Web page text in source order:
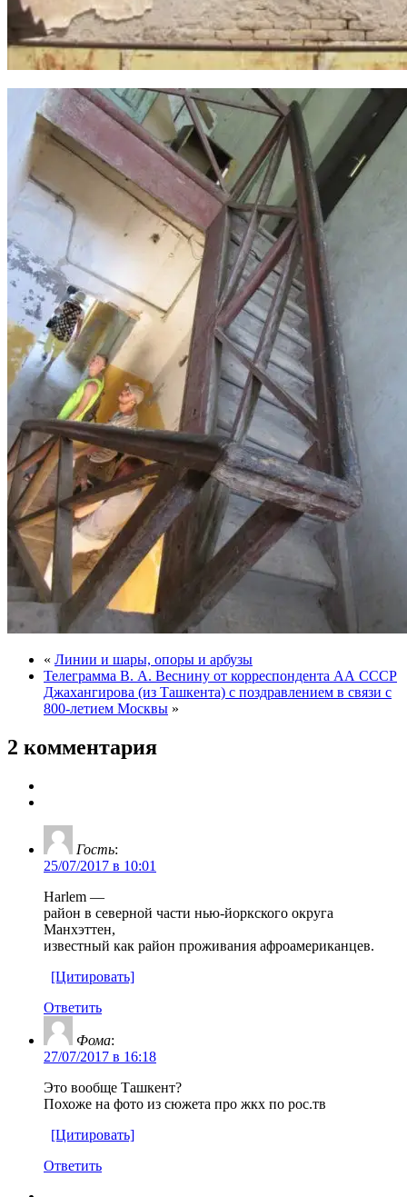
« Линии и шары, опоры и арбузы
Телеграмма В. А. Веснину от корреспондента АА СССР
Джахангирова (из Ташкента) с поздравлением в связи с
800-летием Москвы »
2 комментария
Гость:
25/07/2017 в 10:01
Harlem —
район в северной части нью-йоркского округа
Манхэттен,
известный как район проживания афроамериканцев.
[Цитировать]
Ответить
Фома:
27/07/2017 в 16:18
Это вообще Ташкент?
Похоже на фото из сюжета про жкх по рос.тв
[Цитировать]
Ответить